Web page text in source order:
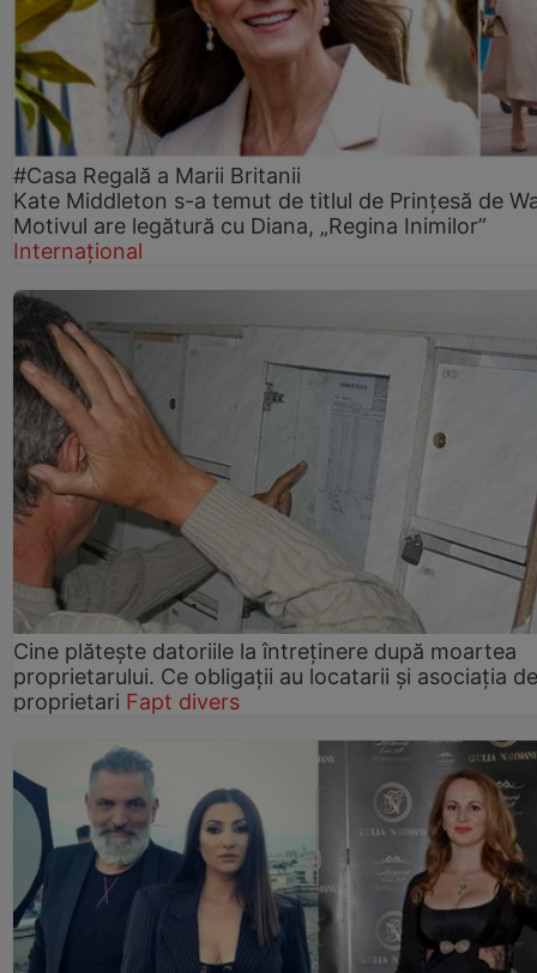
#Casa Regală a Marii Britanii
Kate Middleton s-a temut de titlul de Prințesă de
Motivul are legătură cu Diana, „Regina Inimilor”
Internațional
Cine plătește datoriile la întreținere după moartea
proprietarului. Ce obligații au locatarii și asociația de
proprietari Fapt divers